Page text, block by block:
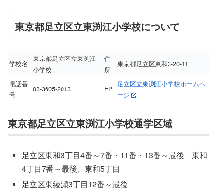
東京都足立区立東渕江小学校について
学校名
東京都足立区立東渕江
小学校
住
所
東京都足立区東和3-20-11
電話番
号
03-3605-2013 HP
足立区立東渕江小学校ホームペ
ージ
東京都足立区立東渕江小学校通学区域
足立区東和3丁目4番～7番・11番・13番～最後、東和
4丁目7番～最後、東和5丁目
足立区東綾瀬3丁目12番～最後